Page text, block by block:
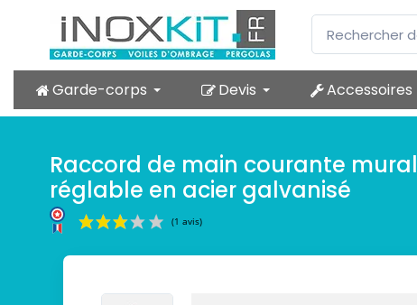
Garde-corps Devis Accessoires
Raccord de main courante mural
réglable en acier galvanisé